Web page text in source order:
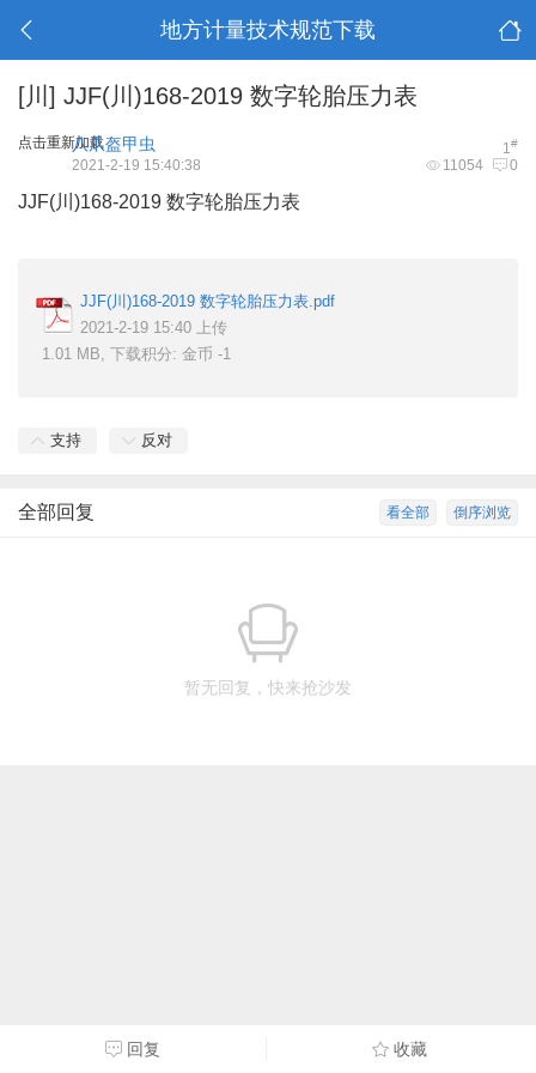
地方计量技术规范下载
[川] JJF(川)168-2019 数字轮胎压力表
点击重新加载 1#
八爪盔甲虫
11054 0
2021-2-19 15:40:38
JJF(川)168-2019 数字轮胎压力表
JJF(川)168-2019 数字轮胎压力表.pdf
2021-2-19 15:40 上传
1.01 MB, 下载积分: 金币 -1
支持 反对
倒序浏览
看全部
全部回复
暂无回复，快来抢沙发
回复 收藏